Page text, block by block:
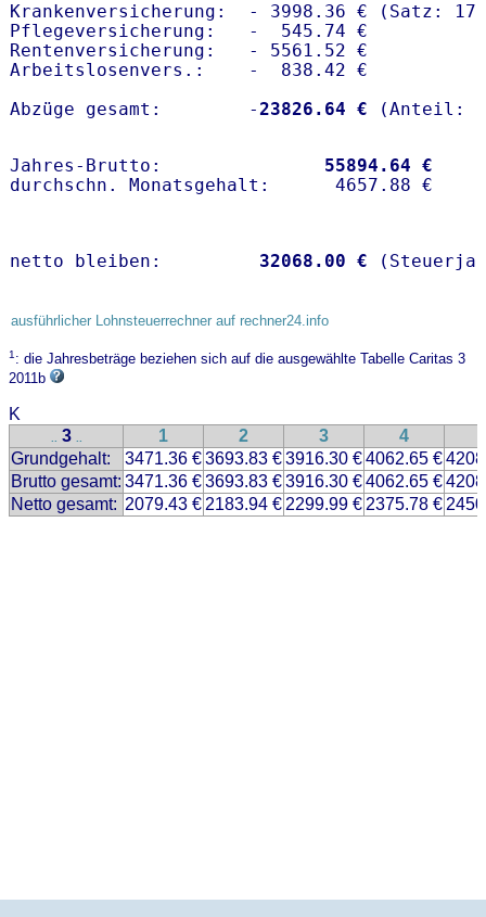
Krankenversicherung:  - 3998.36 € (Satz:
Pflegeversicherung:   -  545.74 €
Rentenversicherung:   - 5561.52 €
Arbeitslosenvers.:    -  838.42 €
Abzüge gesamt:        -23826.64 €
Jahres-Brutto: 55894.64 €
netto bleiben: 32068.00 €
ausführlicher Lohnsteuerrechner auf rechner24.info
1: die Jahresbeträge beziehen sich auf die ausgewählte Tabelle Caritas 3
2011b
K
.. 3 .. 1 2 3 4
Grundgehalt:
3471.36 €3693.83 €3916.30 €4062.65 €
Brutto gesamt: 3471.36 €3693.83 €3916.30 €4062.65 €
Netto gesamt: 2079.43 € 2183.94 € 2299.99 € 2375.78 €